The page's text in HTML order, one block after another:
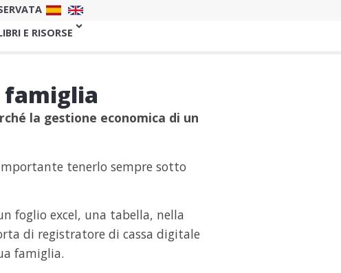
E RISORSE
famiglia
la gestione economica di un
tenerlo sempre sotto
foglio excel, una tabella, nella
di registratore di cassa digitale
famiglia.